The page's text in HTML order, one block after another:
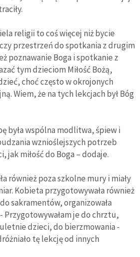
religii to coś więcej niż bycie
przestrzeń do spotkania z drugim
poznawanie Boga i spotkanie z
tym dzieciom Miłość Bożą,
choć często w okrojonych
Wiem, że na tych lekcjach był Bóg
była wspólna modlitwa, śpiew i
wznioślejszych potrzeb
jak miłość do Boga – dodaje.
również poza szkolne mury i miały
Kobieta przygotowywała również
sakramentów, organizowała
Przygotowywałam je do chrztu,
dzieci, do bierzmowania -
tę lekcję od innych